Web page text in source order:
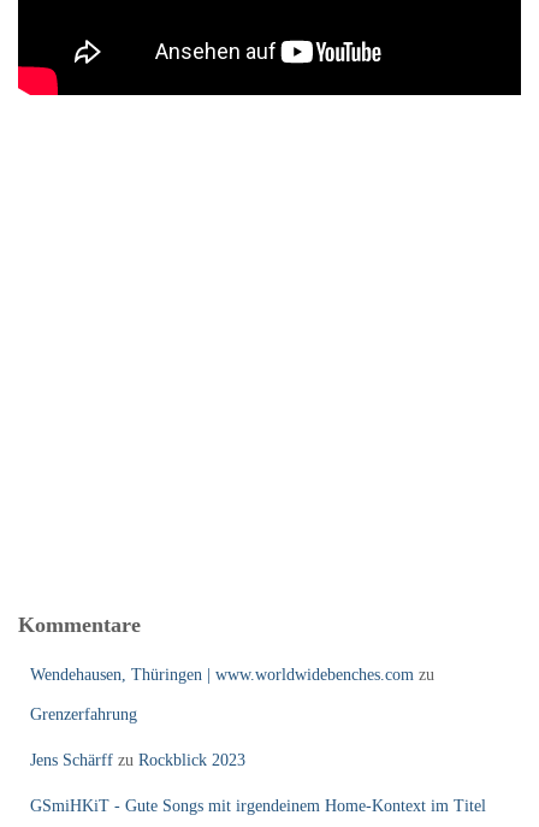
Kommentare
Wendehausen, Thüringen | www.worldwidebenches.com zu
Grenzerfahrung
Jens Schärff zu Rockblick 2023
GSmiHKiT - Gute Songs mit irgendeinem Home-Kontext im Titel